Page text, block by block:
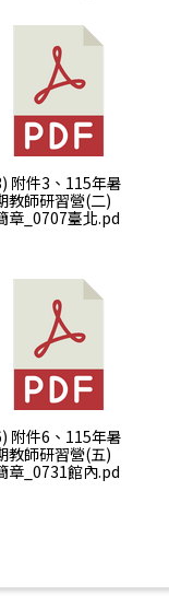
附件3、115年暑
教師研習營(二)
章_0707臺北.pd
附件6、115年暑
教師研習營(五)
章_0731館內.pd